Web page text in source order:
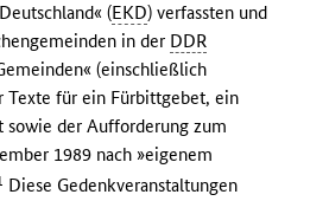
(EKD) verfassten und
in der DDR
(einschließlich
Texte für ein Fürbittgebet, ein
sowie der Aufforderung zum
1989 nach »eigenem
Diese Gedenkveranstaltungen